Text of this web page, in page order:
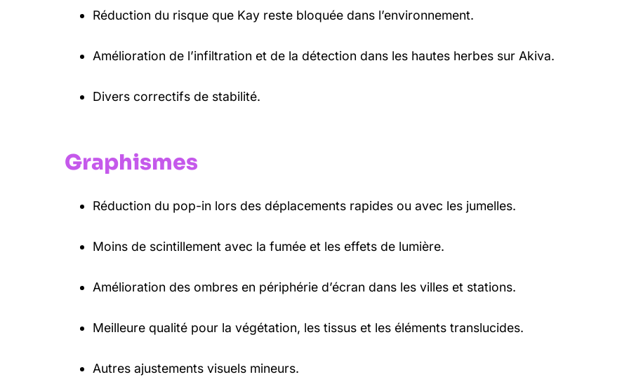
Réduction du risque que Kay reste bloquée dans l’environnement.
Amélioration de l’infiltration et de la détection dans les hautes herbes sur Akiva.
Divers correctifs de stabilité.
Graphismes
Réduction du pop-in lors des déplacements rapides ou avec les jumelles.
Moins de scintillement avec la fumée et les effets de lumière.
Amélioration des ombres en périphérie d’écran dans les villes et stations.
Meilleure qualité pour la végétation, les tissus et les éléments translucides.
Autres ajustements visuels mineurs.